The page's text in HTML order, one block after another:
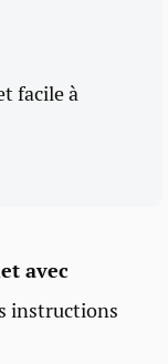
facile à
avec
instructions